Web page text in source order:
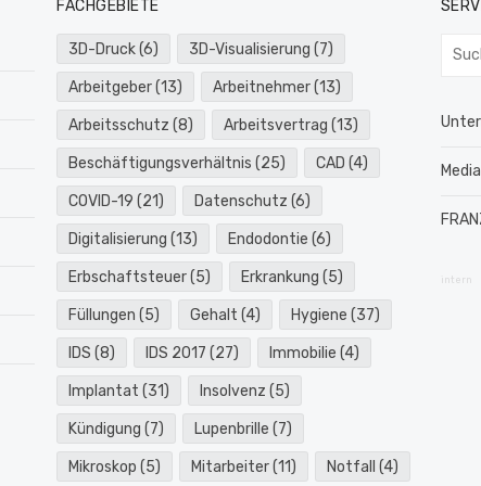
FACHGEBIETE
3D-Druck(6) 3D-Visualisierung (7)
Arbeitgeber(13) Arbeitnehmer(13)
Arbeitsschutz (8) Arbeitsvertrag (13)
Beschäftigungsverhältnis (25) CAD (4)
COVID-19 (21) Datenschutz (6)
Digitalisierung (13) Endodontie (6)
Erbschaftsteuer(5) Erkrankung (5)
Füllungen (5) Gehalt (4) Hygiene (37)
IDS (8) IDS 2017 (27) Immobilie (4)
Implantat (31) Insolvenz (5)
Kündigung (7) Lupenbrille (7)
Mikroskop (5) Mitarbeiter(11) Notfall (4)
intern